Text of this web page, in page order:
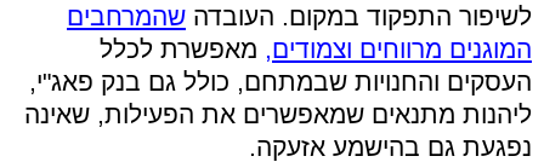
לשיפור התפקוד במקום. העובדה שהמרחבים
המוגנים מרווחים וצמודים, מאפשרת לכלל
העסקים והחנויות שבמתחם, כולל גם בנק פאג"י,
ליהנות מתנאים שמאפשרים את הפעילות, שאינה
נפגעת גם בהישמע אזעקה.